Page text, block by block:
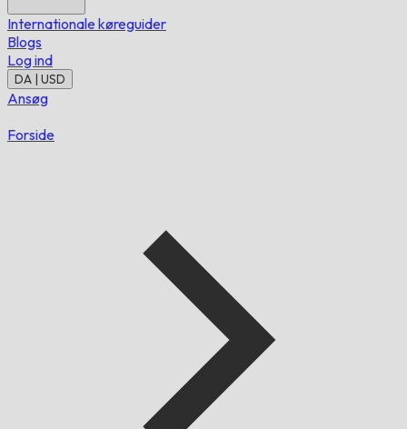
Internationale køreguider
Blogs
Log ind
DA | USD
Ansøg
Forside